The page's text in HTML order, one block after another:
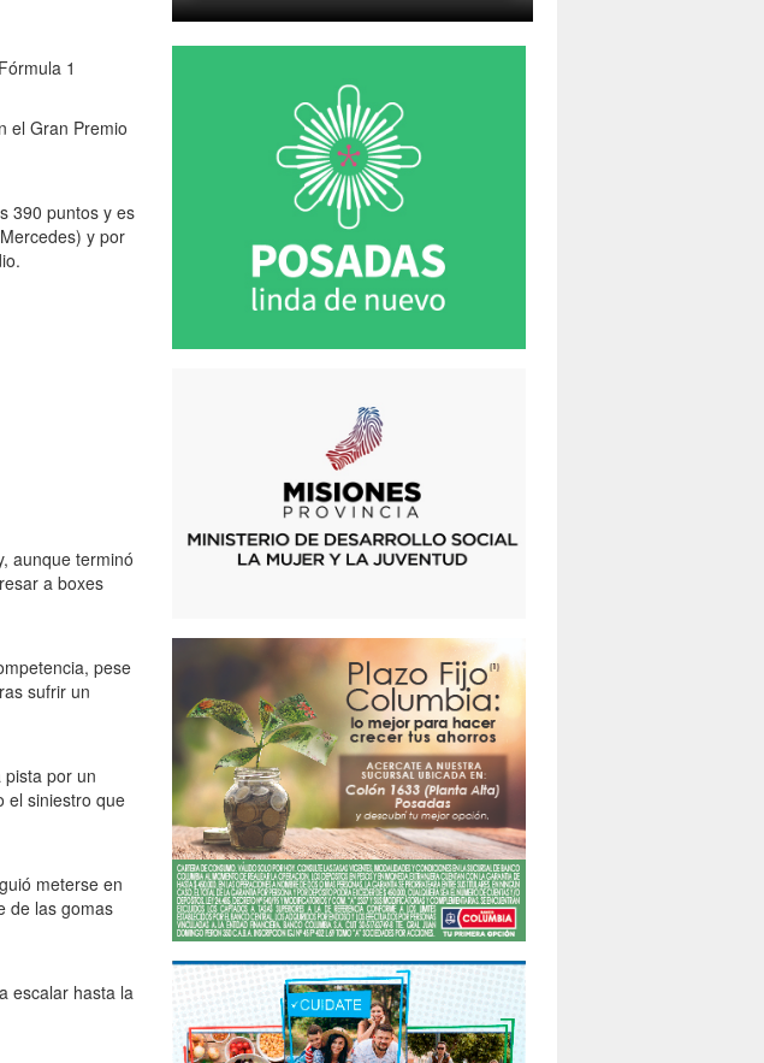
el Gran Premio
390 puntos y es
y por
aunque terminó
a boxes
pese
sufrir un
por un
el siniestro que
meterse en
de las gomas
escalar hasta la